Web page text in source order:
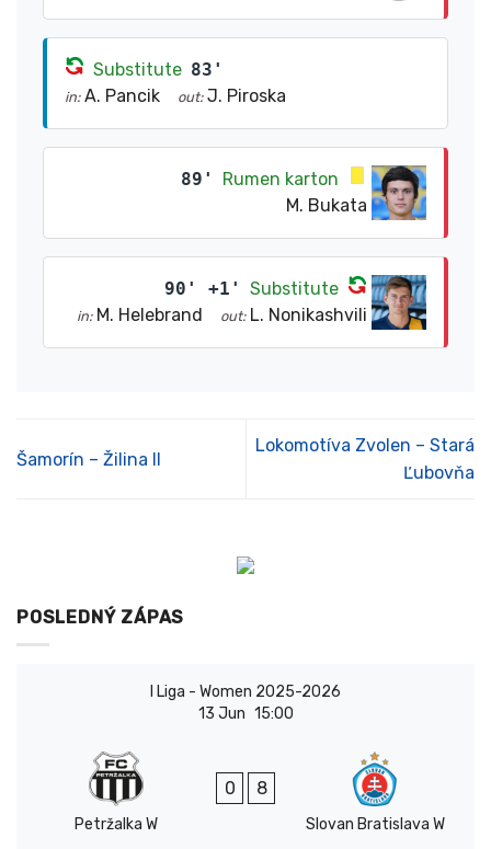
Substitute 83'
in: A. Pancik out: J. Piroska
89'
Rumen karton
M. Bukata
90' +1' Substitute
in: M. Helebrand out: L. Nonikashvili
Šamorín – Žilina II
Lokomotíva Zvolen – Stará
Ľubovňa
POSLEDNÝ ZÁPAS
I Liga - Women 2025-2026
13 Jun 15:00
Petržalka W
0 8
Slovan Bratislava W